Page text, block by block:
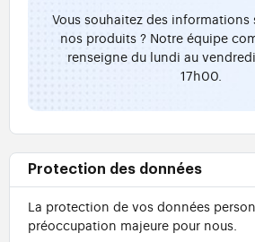
Vous souhaitez des informations
nos produits ? Notre équipe
renseigne du lundi au
17h00.
Protection des données
La protection de vos données
préoccupation majeure pour nous.